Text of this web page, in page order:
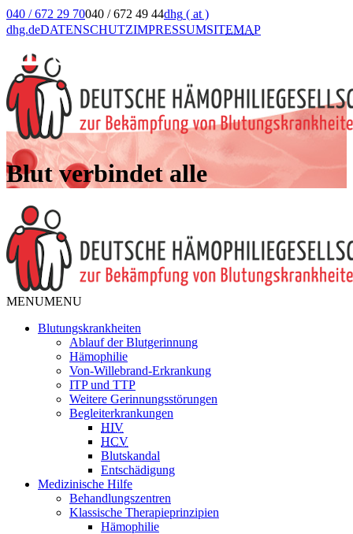
040 / 672 29 70040 / 672 49 44dhg ( at )
dhg.deDATENSCHUTZIMPRESSUMSITEMAP
Blut verbindet alle
MENUMENU
Blutungskrankheiten
Ablauf der Blutgerinnung
Hämophilie
Von-Willebrand-Erkrankung
ITP und TTP
Weitere Gerinnungsstörungen
Begleiterkrankungen
HIV
HCV
Blutskandal
Entschädigung
Medizinische Hilfe
Behandlungszentren
Klassische Therapieprinzipien
Hämophilie